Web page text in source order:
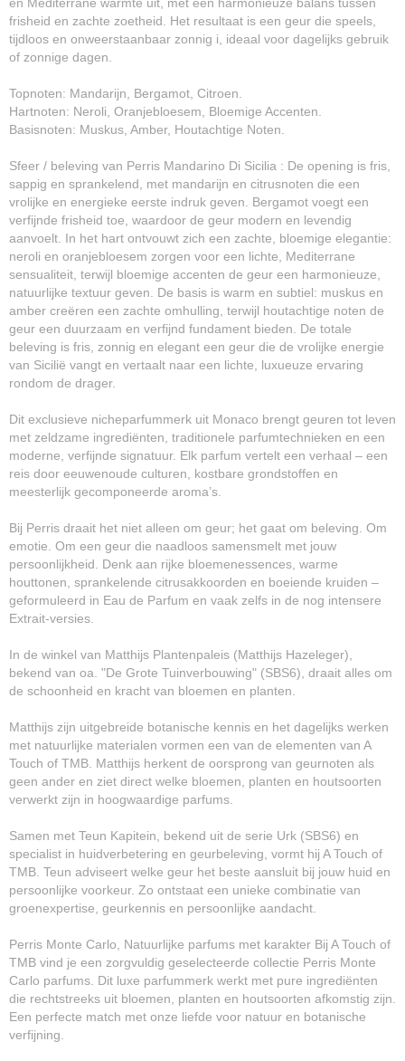
frisheid en zachte zoetheid. Het resultaat is een geur die speels,
tijdloos en onweerstaanbaar zonnig i, ideaal voor dagelijks gebruik
of zonnige dagen.
Topnoten: Mandarijn, Bergamot, Citroen.
Hartnoten: Neroli, Oranjebloesem, Bloemige Accenten.
Basisnoten: Muskus, Amber, Houtachtige Noten.
Sfeer / beleving van Perris Mandarino Di Sicilia : De opening is fris,
sappig en sprankelend, met mandarijn en citrusnoten die een
vrolijke en energieke eerste indruk geven. Bergamot voegt een
verfijnde frisheid toe, waardoor de geur modern en levendig
aanvoelt. In het hart ontvouwt zich een zachte, bloemige elegantie:
neroli en oranjebloesem zorgen voor een lichte, Mediterrane
sensualiteit, terwijl bloemige accenten de geur een harmonieuze,
natuurlijke textuur geven. De basis is warm en subtiel: muskus en
amber creëren een zachte omhulling, terwijl houtachtige noten de
geur een duurzaam en verfijnd fundament bieden. De totale
beleving is fris, zonnig en elegant een geur die de vrolijke energie
van Sicilië vangt en vertaalt naar een lichte, luxueuze ervaring
rondom de drager.
Dit exclusieve nicheparfummerk uit Monaco brengt geuren tot leven
met zeldzame ingrediënten, traditionele parfumtechnieken en een
moderne, verfijnde signatuur. Elk parfum vertelt een verhaal – een
reis door eeuwenoude culturen, kostbare grondstoffen en
meesterlijk gecomponeerde aroma’s.
Bij Perris draait het niet alleen om geur; het gaat om beleving. Om
emotie. Om een geur die naadloos samensmelt met jouw
persoonlijkheid. Denk aan rijke bloemenessences, warme
houttonen, sprankelende citrusakkoorden en boeiende kruiden –
geformuleerd in Eau de Parfum en vaak zelfs in de nog intensere
Extrait-versies.
In de winkel van Matthijs Plantenpaleis (Matthijs Hazeleger),
bekend van oa. "De Grote Tuinverbouwing" (SBS6), draait alles om
de schoonheid en kracht van bloemen en planten.
Matthijs zijn uitgebreide botanische kennis en het dagelijks werken
met natuurlijke materialen vormen een van de elementen van A
Touch of TMB. Matthijs herkent de oorsprong van geurnoten als
geen ander en ziet direct welke bloemen, planten en houtsoorten
verwerkt zijn in hoogwaardige parfums.
Samen met Teun Kapitein, bekend uit de serie Urk (SBS6) en
specialist in huidverbetering en geurbeleving, vormt hij A Touch of
TMB. Teun adviseert welke geur het beste aansluit bij jouw huid en
persoonlijke voorkeur. Zo ontstaat een unieke combinatie van
groenexpertise, geurkennis en persoonlijke aandacht.
Perris Monte Carlo, Natuurlijke parfums met karakter Bij A Touch of
TMB vind je een zorgvuldig geselecteerde collectie Perris Monte
Carlo parfums. Dit luxe parfummerk werkt met pure ingrediënten
die rechtstreeks uit bloemen, planten en houtsoorten afkomstig zijn.
Een perfecte match met onze liefde voor natuur en botanische
verfijning.